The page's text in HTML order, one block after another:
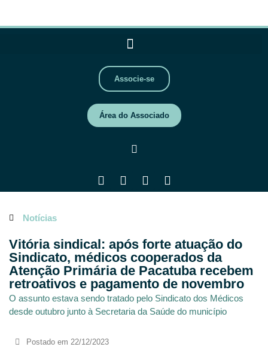
Associe-se
Área do Associado
Notícias
Vitória sindical: após forte atuação do
Sindicato, médicos cooperados da
Atenção Primária de Pacatuba recebem
retroativos e pagamento de novembro
O assunto estava sendo tratado pelo Sindicato dos Médicos
desde outubro junto à Secretaria da Saúde do município
Postado em 22/12/2023